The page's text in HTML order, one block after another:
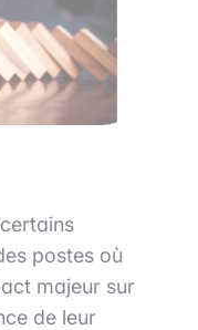
postes où
majeur sur
de leur